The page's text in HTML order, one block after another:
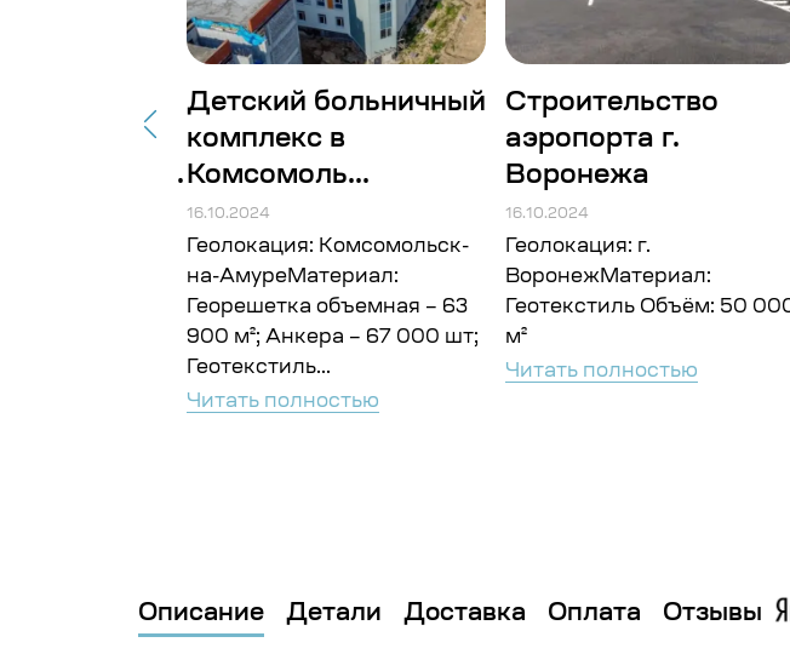
Детский больничный
комплекс в
Комсомоль...
16.10.2024
Геолокация: Комсомольск-
на-АмуреМатериал:
Георешетка объемная – 63
900 м²; Анкера – 67 000 шт;
Геотекстиль...
Читать полностью
Строительство
аэропорта г.
Воронежа
16.10.2024
Геолокация: г.
ВоронежМатериал:
Геотекстиль Объём: 50
м²
Читать полностью
Описание Детали Доставка Оплата Отзывы